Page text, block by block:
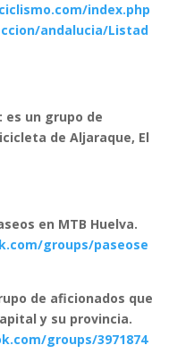
index.php
andalucia/Listad
es un grupo de
de Aljaraque, El
en MTB Huelva.
groups/paseose
de aficionados que
y su provincia.
groups/3971874